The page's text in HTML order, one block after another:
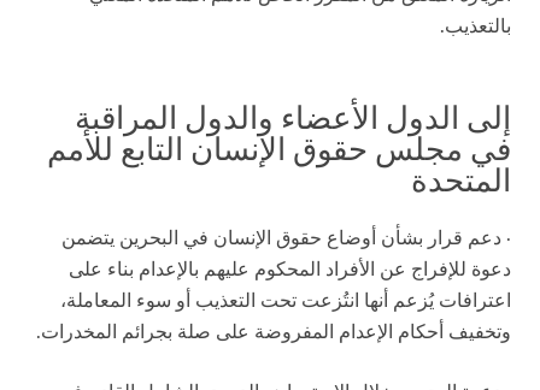
بالتعذيب.
إلى الدول الأعضاء والدول المراقبة
في مجلس حقوق الإنسان التابع للأمم
المتحدة
· دعم قرار بشأن أوضاع حقوق الإنسان في البحرين يتضمن
دعوة للإفراج عن الأفراد المحكوم عليهم بالإعدام بناء على
اعترافات يُزعم أنها انتُزعت تحت التعذيب أو سوء المعاملة،
وتخفيف أحكام الإعدام المفروضة على صلة بجرائم المخدرات.